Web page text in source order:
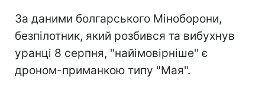
За даними болгарського Міноборони,
безпілотник, який розбився та вибухнув
уранці 8 серпня, "найімовірніше" є
дроном-приманкою типу "Мая".